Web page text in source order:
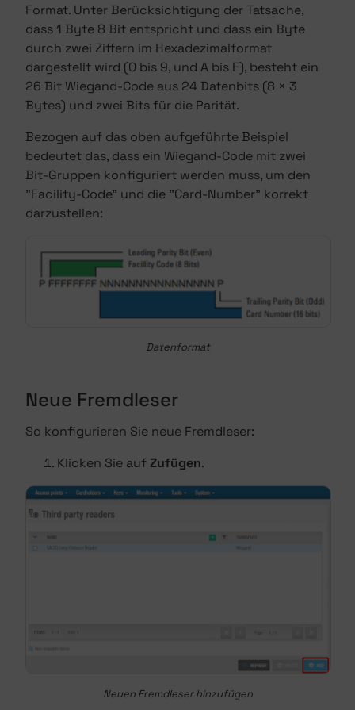
Format. Unter Berücksichtigung der Tatsache,
dass 1 Byte 8 Bit entspricht und dass ein Byte
durch zwei Ziffern im Hexadezimalformat
dargestellt wird (0 bis 9, und A bis F), besteht ein
26 Bit Wiegand-Code aus 24 Datenbits (8 × 3
Bytes) und zwei Bits für die Parität.
Bezogen auf das oben aufgeführte Beispiel
bedeutet das, dass ein Wiegand-Code mit zwei
Bit-Gruppen konfiguriert werden muss, um den
"Facility-Code" und die "Card-Number" korrekt
darzustellen:
Datenformat
Neue Fremdleser
So konfigurieren Sie neue Fremdleser:
Klicken Sie auf Zufügen.
Neuen Fremdleser hinzufügen